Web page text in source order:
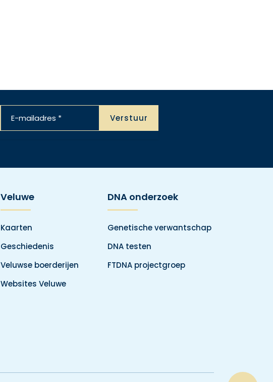
Veluwe
Kaarten
Geschiedenis
Veluwse boerderijen
Websites Veluwe
DNA onderzoek
Genetische verwantschap
DNA testen
FTDNA projectgroep